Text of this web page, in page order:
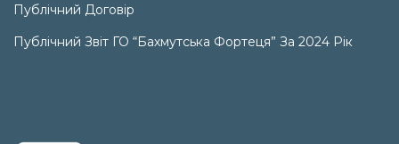
Публічний Договір
Публічний Звіт ГО “Бахмутська Фортеця” За 2024 Рік